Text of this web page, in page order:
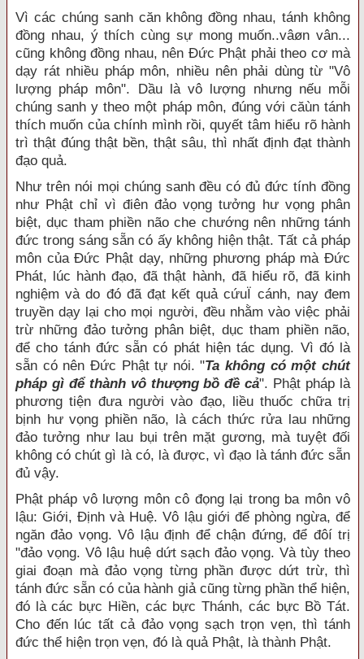
Vì các chúng sanh căn không đồng nhau, tánh không
đồng nhau, ý thích cùng sự mong muốn..vâøn vân...
cũng không đồng nhau, nên Đức Phật phải theo cơ mà
dạy rát nhiều pháp môn, nhiều nên phải dùng từ "Vô
lượng pháp môn". Dầu là vô lượng nhưng nếu mỗi
chúng sanh y theo một pháp môn, đúng với căùn tánh
thích muốn của chính mình rồi, quyết tâm hiểu rõ hành
trì thật đúng thật bền, thật sâu, thì nhất định đạt thành
đạo quả.
Như trên nói mọi chúng sanh đều có đủ đức tính đồng
như Phật chỉ vì điên đảo vọng tưởng hư vọng phân
biệt, dục tham phiền não che chướng nên những tánh
đức trong sáng sẵn có ấy không hiện thật. Tất cả pháp
môn của Đức Phật dạy, những phương pháp mà Đức
Phát, lúc hành đạo, đã thật hành, đã hiểu rõ, đã kinh
nghiệm và do đó đã đạt kết quả cứuÏ cánh, nay đem
truyền dạy lại cho mọi người, đều nhằm vào việc phải
trừ những đảo tưởng phân biệt, dục tham phiền não,
để cho tánh đức sẵn có phát hiện tác dụng. Vì đó là
sẵn có nên Đức Phật tự nói. "Ta không có một chút
pháp gì để thành vô thượng bồ đề cả". Phật pháp là
phương tiện đưa người vào đạo, liều thuốc chữa trị
bịnh hư vọng phiền não, là cách thức rửa lau những
đảo tưởng như lau bụi trên mặt gương, mà tuyệt đối
không có chút gì là có, là được, vì đạo là tánh đức sẵn
đủ vậy.
Phật pháp vô lượng môn cô đọng lại trong ba môn vô
lậu: Giới, Định và Huệ. Vô lậu giới để phòng ngừa, để
ngăn đảo vọng. Vô lậu định để chận đứng, để đôí trị
"đảo vọng. Vô lậu huệ dứt sạch đảo vọng. Và tùy theo
giai đoạn mà đảo vọng từng phần được dứt trừ, thì
tánh đức sẵn có của hành giả cũng từng phần thể hiện,
đó là các bực Hiền, các bực Thánh, các bực Bồ Tát.
Cho đến lúc tất cả đảo vọng sạch trọn vẹn, thì tánh
đức thể hiện trọn vẹn, đó là quả Phật, là thành Phật.